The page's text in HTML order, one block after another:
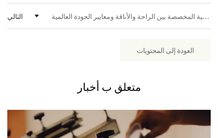
التالي تجمع قمصان بانيانغ القطنية المخصصة بين الراحة والأناقة ومعايير الجودة العالمية
العودة إلى المحتويات
متعلق ب أخبار